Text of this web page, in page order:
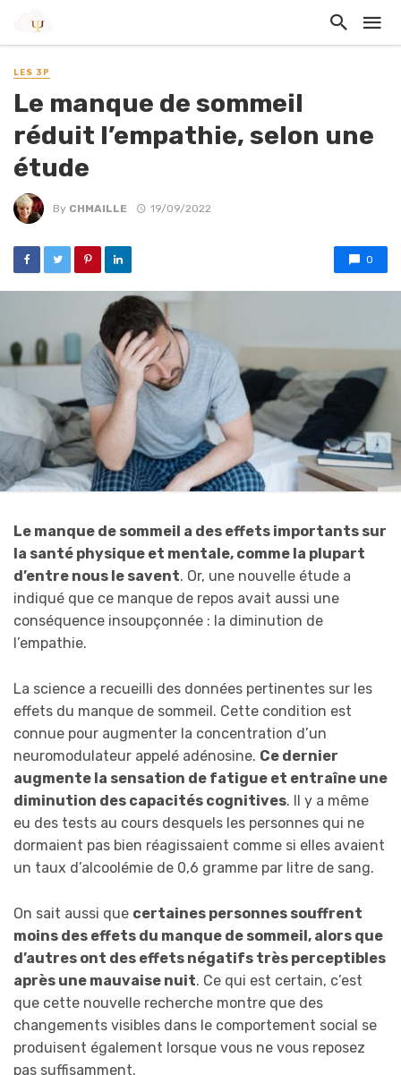
LES 3P
Le manque de sommeil
réduit l’empathie, selon une
étude
By CHMAILLE 19/09/2022
0
Le manque de sommeil a des effets importants sur
la santé physique et mentale, comme la plupart
d’entre nous le savent. Or, une nouvelle étude a
indiqué que ce manque de repos avait aussi une
conséquence insoupçonnée : la diminution de
l’empathie.
La science a recueilli des données pertinentes sur les
effets du manque de sommeil. Cette condition est
connue pour augmenter la concentration d’un
neuromodulateur appelé adénosine. Ce dernier
augmente la sensation de fatigue et entraîne une
diminution des capacités cognitives. Il y a même
eu des tests au cours desquels les personnes qui ne
dormaient pas bien réagissaient comme si elles avaient
un taux d’alcoolémie de 0,6 gramme par litre de sang.
On sait aussi que certaines personnes souffrent
moins des effets du manque de sommeil, alors que
d’autres ont des effets négatifs très perceptibles
après une mauvaise nuit. Ce qui est certain, c’est
que cette nouvelle recherche montre que des
changements visibles dans le comportement social se
produisent également lorsque vous ne vous reposez
pas suffisamment.